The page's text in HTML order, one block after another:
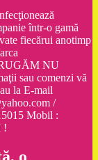
într-o gamă
fiecărui anotimp
NU
sau comenzi vă
la E-mail
/
Mobil :
!